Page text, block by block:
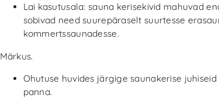
Lai kasutusala: sauna kerisekivid mahuvad
sobivad need suurepäraselt suurtesse
kommertssaunadesse.
Märkus.
Ohutuse huvides järgige saunakerise
panna.